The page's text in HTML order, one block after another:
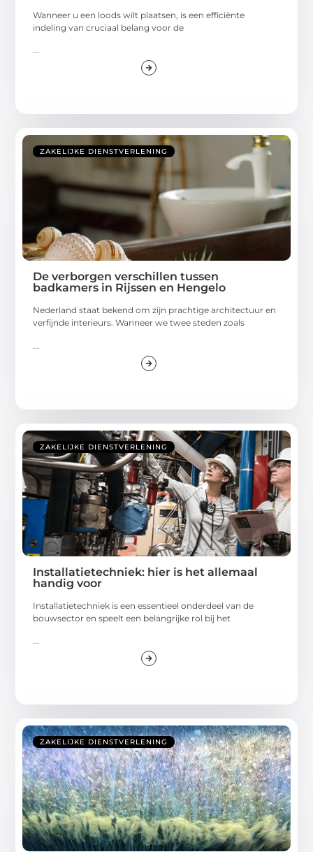
Wanneer u een loods wilt plaatsen, is een efficiënte
indeling van cruciaal belang voor de
...
ZAKELIJKE DIENSTVERLENING
De verborgen verschillen tussen
badkamers in Rijssen en Hengelo
Nederland staat bekend om zijn prachtige architectuur en
verfijnde interieurs. Wanneer we twee steden zoals
ZAKELIJKE DIENSTVERLENING
Installatietechniek: hier is het allemaal
handig voor
Installatietechniek is een essentieel onderdeel van de
bouwsector en speelt een belangrijke rol bij het
...
ZAKELIJKE DIENSTVERLENING